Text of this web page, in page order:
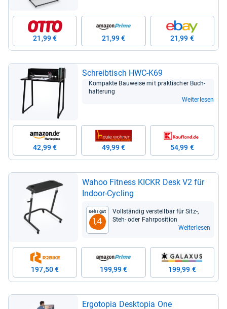
21,99 € 21,99 € 21,99 €
Schreib­tisch HWC-​K69
Kom­pakte Bau­weise mit prak­ti­scher Buch­
hal­te­rung
Weiterlesen
42,99 € 49,99 € 54,99 €
Wahoo Fit­ness KICKR Desk V2 für
Indoor-​Cycling
Sehr gut
1,4
Voll­stän­dig ver­stell­bar für Sitz-​,
Steh-​ oder Fahr­po­si­tion
Weiterlesen
197,50 € 199,99 € 199,99 €
Ergo­to­pia Deskto­pia One